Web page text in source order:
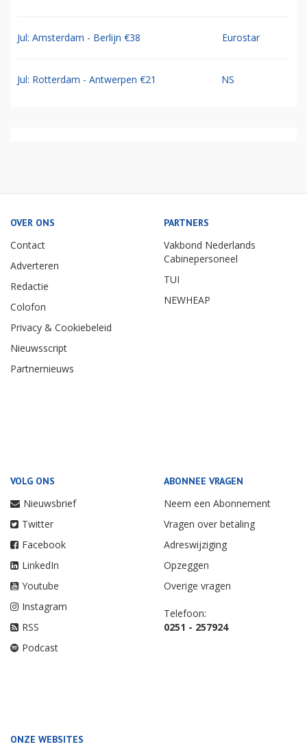
Jul: Amsterdam - Berlijn €38 Eurostar
Jul: Rotterdam - Antwerpen €21 NS
OVER ONS
Contact
Adverteren
Redactie
Colofon
Privacy & Cookiebeleid
Nieuwsscript
Partnernieuws
PARTNERS
Vakbond Nederlands
Cabinepersoneel
TUI
NEWHEAP
VOLG ONS
Nieuwsbrief
Twitter
Facebook
LinkedIn
Youtube
Instagram
RSS
Podcast
ABONNEE VRAGEN
Neem een Abonnement
Vragen over betaling
Adreswijziging
Opzeggen
Overige vragen
Telefoon:
0251 - 257924
ONZE WEBSITES